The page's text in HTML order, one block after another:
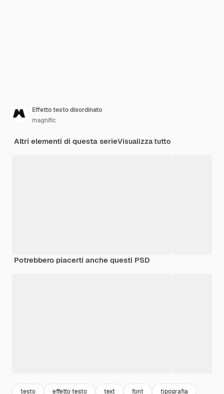
Effetto testo disordinato
magnific
Altri elementi di questa serieVisualizza tutto
Potrebbero piacerti anche questi PSD
testo effetto testo text font tipografia